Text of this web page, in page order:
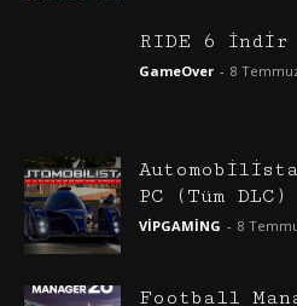
RIDE 6 İndir
GameOver - 8
PC (Tüm DLC)
VİPGAMİNG - 8
Football